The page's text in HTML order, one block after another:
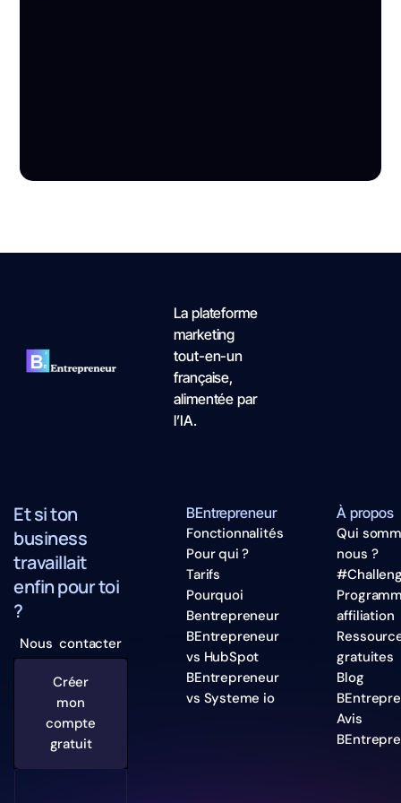
La plateforme
marketing
tout-en-un
française,
alimentée par
l’IA.
Et si ton
business
travaillait
enfin pour toi
?
Nous contacter
Créer
mon
compte
gratuit
BEntrepreneur
Fonctionnalités
Pour qui ?
Tarifs
Pourquoi
Bentrepreneur
BEntrepreneur
vs HubSpot
BEntrepreneur
vs Systeme io
À propos
Qui
nous ?
affiliation
gratuites
Blog
Avis